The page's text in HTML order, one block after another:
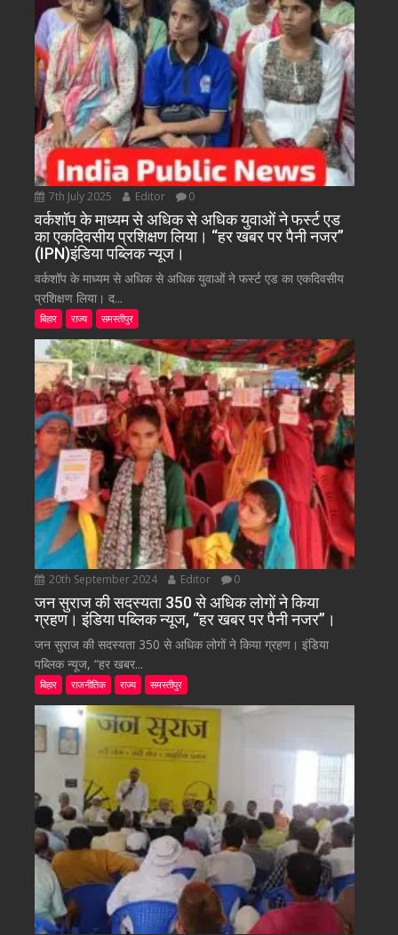
7th July 2025 Editor 0
वर्कशॉप के माध्यम से अधिक से अधिक युवाओं ने फर्स्ट एड
का एकदिवसीय प्रशिक्षण लिया। “हर खबर पर पैनी नजर”
(IPN)इंडिया पब्लिक न्यूज।
वर्कशॉप के माध्यम से अधिक से अधिक युवाओं ने फर्स्ट एड का एकदिवसीय
प्रशिक्षण लिया। द...
बिहार राज्य समस्तीपुर
20th September 2024 Editor 0
जन सुराज की सदस्यता 350 से अधिक लोगों ने किया
ग्रहण। इंडिया पब्लिक न्यूज, “हर खबर पर पैनी नजर”।
जन सुराज की सदस्यता 350 से अधिक लोगों ने किया ग्रहण। इंडिया
पब्लिक न्यूज, “हर खबर...
बिहार राजनीतिक राज्य समस्तीपुर